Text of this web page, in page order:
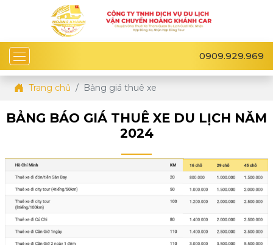
0909.929.969
Trang chủ Bảng giá thuê xe
BẢNG BÁO GIÁ THUÊ XE DU LỊCH NĂM
2024